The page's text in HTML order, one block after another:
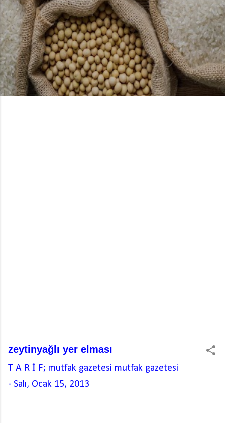
zeytinyağlı yer elması
T A R İ F; mutfak gazetesi mutfak gazetesi
- Salı, Ocak 15, 2013